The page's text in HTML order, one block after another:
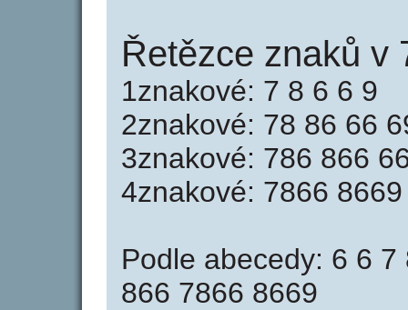
Řetězce znaků v
1znakové: 7 8 6 6 9
2znakové: 78 86 66
3znakové: 786 866
4znakové: 7866 8669
Podle abecedy: 6 6
866 7866 8669